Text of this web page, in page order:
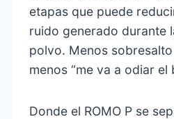
etapas que puede
ruido generado durante
polvo. Menos
menos “me va a odiar el
Donde el ROMO P se